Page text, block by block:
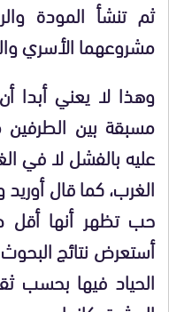
ثم تنشأ المودة
مشروعهما الأسري
وهذا لا يعني
مسبقة بين
عليه بالفشل لا في
الغرب، كما قال
حب تظهر أنها أقل
أستعرض نتائج
الحياد فيها بحسب